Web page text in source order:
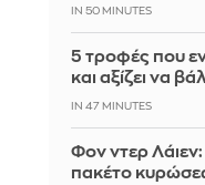
IN 50 MINUTES
5 τροφές που
και αξίζει να
IN 47 MINUTES
Φον ντερ Λάιεν:
πακέτο